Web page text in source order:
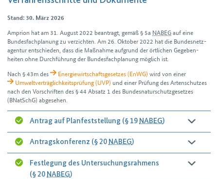
Stand: 30. März 2026
Amprion hat am 31. August 2022 beantragt, gemäß § 5a NABEGauf eine
Bundes­fach­planung zu verzichten. Am 26. Oktober 2022 hat die Bundes­netz­
agentur ent­schieden, dass die Maßnahme aufgrund der örtlichen Gegeben­
heiten ohne Durch­führung der Bundes­fach­planung möglich ist.
Nach § 43m des
Energie­wirtschafts­gesetzes (EnWG) wird von einer
Umwelt­verträglichkeits­prüfung (UVP) und einer Prüfung des Arten­schutzes
nach den Vor­schriften des § 44 Absatz 1 des Bundes­naturschutz­gesetzes
(BNatSchG) abgesehen.
Antrag auf Planfeststellung (§ 19 NABEG)
Antragskonferenz (§ 20NABEG)
Festlegung des Untersuchungsrahmens
(§ 20 NABEG)